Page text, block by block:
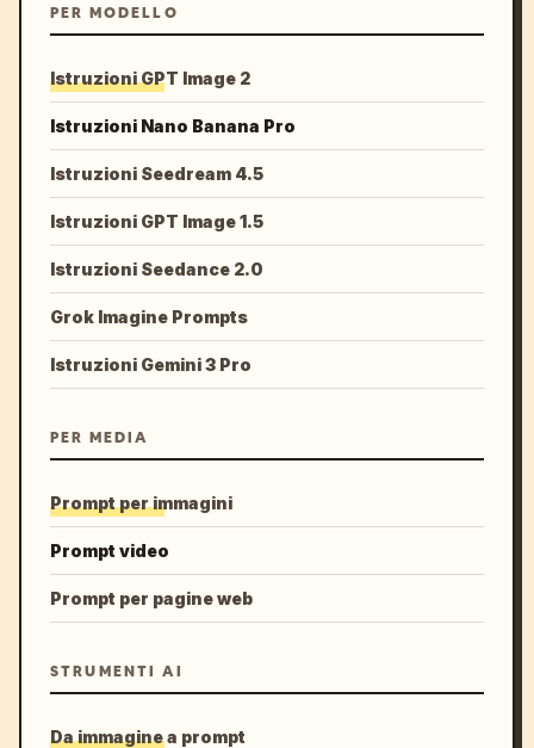
PER MODELLO
Istruzioni GPT Image 2
Istruzioni Nano Banana Pro
Istruzioni Seedream 4.5
Istruzioni GPT Image 1.5
Istruzioni Seedance 2.0
Grok Imagine Prompts
Istruzioni Gemini 3 Pro
PER MEDIA
Prompt per immagini
Prompt video
Prompt per pagine web
STRUMENTI AI
Da immagine a prompt